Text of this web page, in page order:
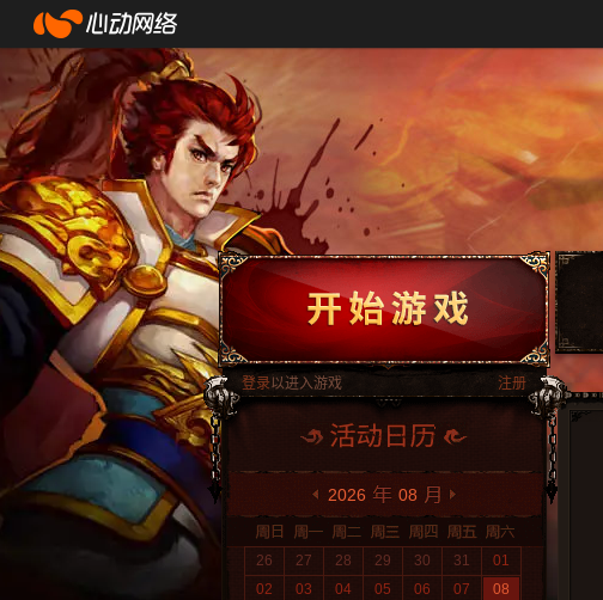
登录以进入游戏 注册
2026 08
26 27 28 29 30 31
01
02
03 04 05 06 07
08